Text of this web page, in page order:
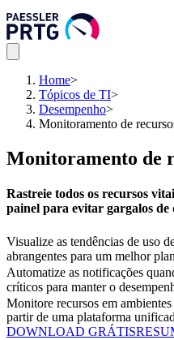
Home>
Tópicos de TI>
Desempenho>
Monitoramento de
Monitoramento de
Rastreie todos os recursos
painel para evitar gargalos de
Visualize as tendências de uso
abrangentes para um melhor
Automatize as notificações
críticos para manter o
Monitore recursos em
partir de uma plataforma
DOWNLOAD GRÁTIS